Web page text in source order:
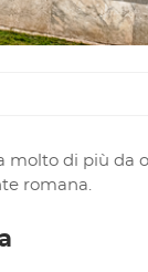
di più da
romana.